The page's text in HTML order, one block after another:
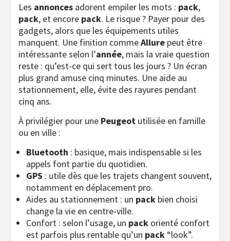
Les annonces adorent empiler les mots : pack,
pack, et encore pack. Le risque ? Payer pour des
gadgets, alors que les équipements utiles
manquent. Une finition commeAllure peut être
intéressante selon l’année, mais la vraie question
reste : qu’est-ce qui sert tous les jours ? Un écran
plus grand amuse cinq minutes. Une aide au
stationnement, elle, évite des rayures pendant
cinq ans.
À privilégier pour une Peugeot utilisée en famille
ou en ville :
Bluetooth : basique, mais indispensable si les
appels font partie du quotidien.
GPS : utile dès que les trajets changent souvent,
notamment en déplacement pro.
Aides au stationnement : un pack bien choisi
change la vie en centre-ville.
Confort : selon l’usage, un pack orienté confort
est parfois plus rentable qu’un pack “look”.